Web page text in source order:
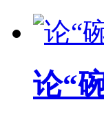
论“